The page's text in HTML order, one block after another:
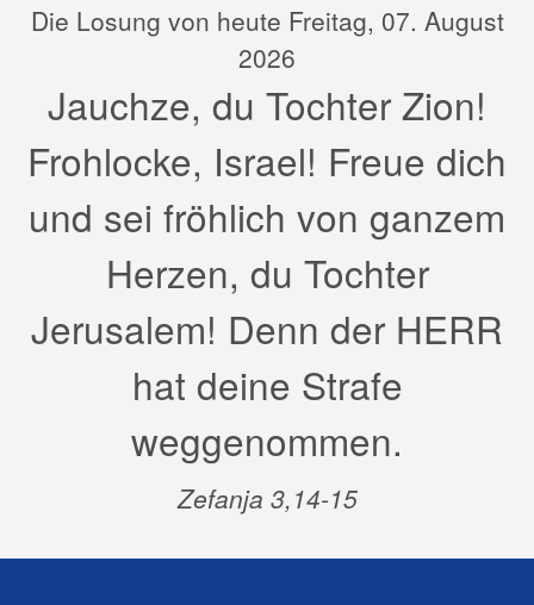
Die Losung von heute Freitag, 07. August
2026
Jauchze, du Tochter Zion!
Frohlocke, Israel! Freue dich
und sei fröhlich von ganzem
Herzen, du Tochter
Jerusalem! Denn der HERR
hat deine Strafe
weggenommen.
Zefanja 3,14-15